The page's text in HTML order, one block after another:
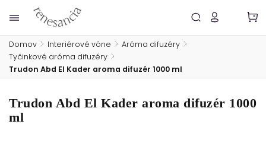
Domov / Interiérové vône / Aróma difuzéry /
Tyčinkové aróma difuzéry /
Trudon Abd El Kader aroma difuzér 1000 ml
Trudon Abd El Kader aroma difuzér 1000
ml